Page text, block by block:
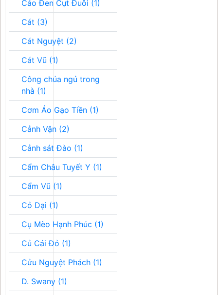
Cáo Đen Cụt Đuôi (1)
Cát (3)
Cát Nguyệt (2)
Cát Vũ (1)
Công chúa ngủ trong
nhà (1)
Cơm Áo Gạo Tiền (1)
Cảnh Vận (2)
Cảnh sát Đào (1)
Cẩm Châu Tuyết Y (1)
Cẩm Vũ (1)
Cỏ Dại (1)
Cụ Mèo Hạnh Phúc (1)
Củ Cải Đỏ (1)
Cửu Nguyệt Phách (1)
D. Swany (1)